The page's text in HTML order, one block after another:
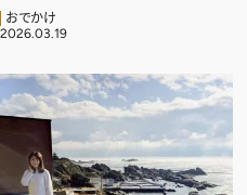
おでかけ
2026.03.19